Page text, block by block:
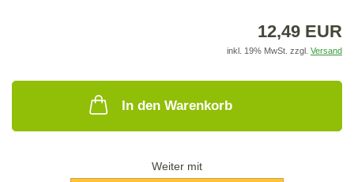
12,49 EUR
inkl. 19% MwSt. zzgl. Versand
In den Warenkorb
Weiter mit